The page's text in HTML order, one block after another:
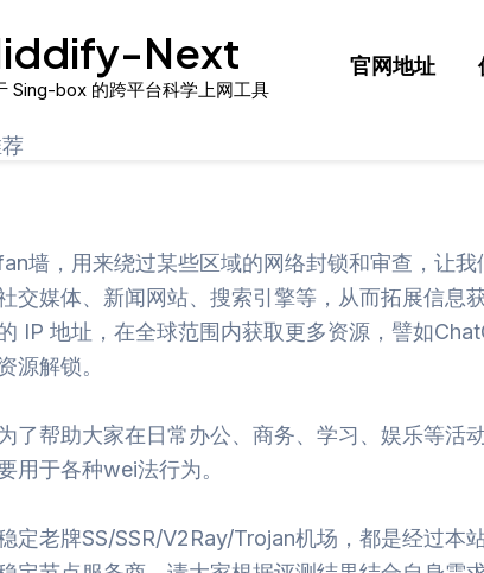
Next
Sing-box 的跨平台科学上网工具
官网地址
墙，用来绕过某些区域的网络封锁和审查，让我
交媒体、新闻网站、搜索引擎等，从而拓展信息
IP 地址，在全球范围内获取更多资源，譬如
源解锁。
了帮助大家在日常办公、商务、学习、娱乐等活
用于各种wei法行为。
定老牌SS/SSR/V2Ray/Trojan机场，都是经过本